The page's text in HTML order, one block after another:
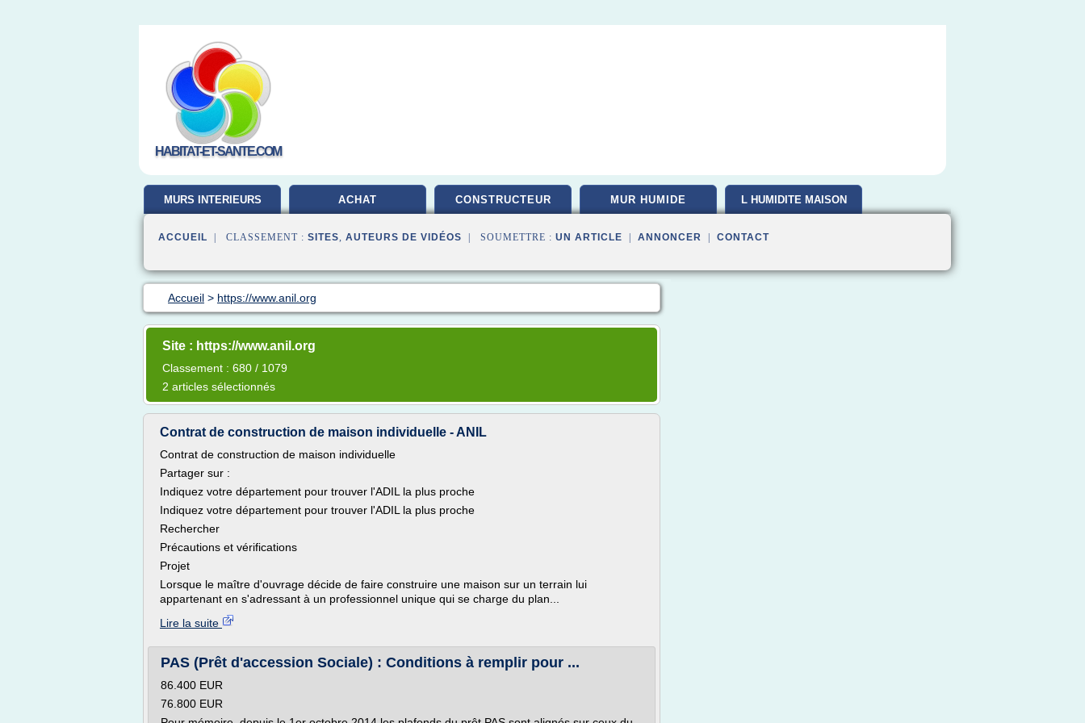
HABITAT-ET-SANTE.COM
MURS INTERIEURS ACHAT CONSTRUCTEUR MUR HUMIDE L HUMIDITE MAISON
ACCUEIL | CLASSEMENT : SITES, AUTEURS DE VIDÉOS | SOUMETTRE : UN ARTICLE ANNONCER CONTACT
Accueil > https://www.anil.org
Site : https://www.anil.org
Classement : 680 / 1079
2 articles sélectionnés
Contrat de construction de maison individuelle - ANIL
Contrat de construction de maison individuelle
Partager sur :
Indiquez votre département pour trouver l'ADIL la plus proche
Indiquez votre département pour trouver l'ADIL la plus proche
Rechercher
Précautions et vérifications
Projet
Lorsque le maître d'ouvrage décide de faire construire une maison sur un terrain lui
appartenant en s'adressant à un professionnel unique qui se charge du plan...
Lire la suite
PAS (Prêt d'accession Sociale) : Conditions à remplir pour ...
86.400 EUR
76.800 EUR